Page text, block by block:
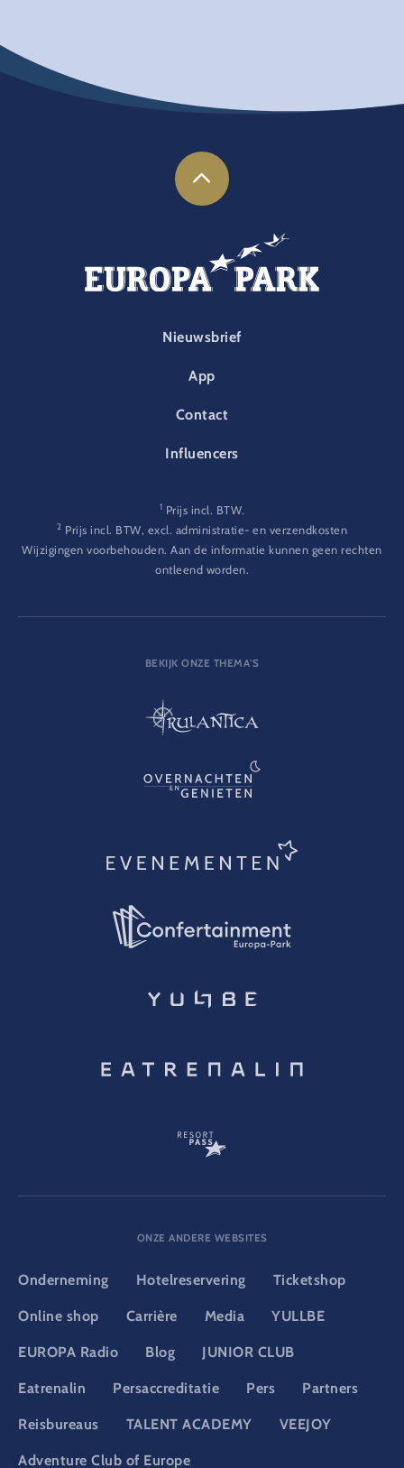
FOOTER-PARK
Nieuwsbrief
App
Contact
Influencers
1 Prijs incl. BTW.
2 Prijs incl. BTW, excl. administratie- en verzendkosten
Wijzigingen voorbehouden. Aan de informatie kunnen geen rechten
ontleend worden.
BEKIJK ONZE THEMA'S
ONZE ANDERE WEBSITES
Onderneming Hotelreservering Ticketshop
Online shop Carrière Media YULLBE
EUROPA Radio Blog JUNIOR CLUB
Eatrenalin Persaccreditatie Pers Partners
Reisbureaus TALENT ACADEMY VEEJOY
Adventure Club of Europe